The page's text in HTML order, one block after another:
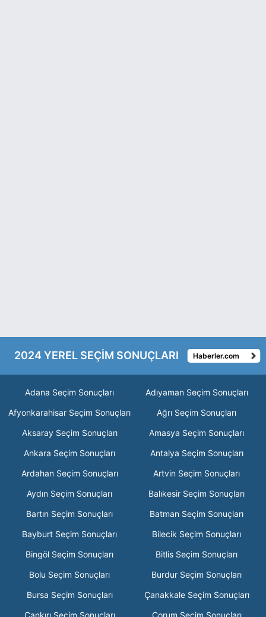
2024 YEREL SEÇİM SONUÇLARI Haberler.com
Adana Seçim Sonuçları
Adıyaman Seçim Sonuçları
Afyonkarahisar Seçim Sonuçları
Ağrı Seçim Sonuçları
Aksaray Seçim Sonuçları
Amasya Seçim Sonuçları
Ankara Seçim Sonuçları
Antalya Seçim Sonuçları
Ardahan Seçim Sonuçları
Artvin Seçim Sonuçları
Aydın Seçim Sonuçları
Balıkesir Seçim Sonuçları
Bartın Seçim Sonuçları
Batman Seçim Sonuçları
Bayburt Seçim Sonuçları
Bilecik Seçim Sonuçları
Bingöl Seçim Sonuçları
Bitlis Seçim Sonuçları
Bolu Seçim Sonuçları
Burdur Seçim Sonuçları
Bursa Seçim Sonuçları
Çanakkale Seçim Sonuçları
Çankırı Seçim Sonuçları
Çorum Seçim Sonuçları